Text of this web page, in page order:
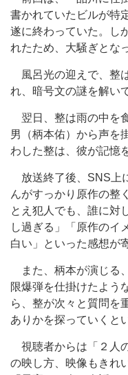
書かれていたビルが特
遂に終わっていた。し
れたため、大騒ぎとな
風呂光の迎えで、整
れ、暗号文の謎を解い
翌日、整は雨の中を
男（柄本佑）から声を
わした整は、彼が記憶
放送終了後、SNS上
んがすっかり原作の整
とえ犯人でも、誰に対
し過ぎる」「原作のイ
白い」といった感想が
また、柄本が演じる
限爆弾を仕掛けたよう
ら、整が次々と質問を
ありかを探っていくと
視聴者からは「２人
の映し方、映像もきれ